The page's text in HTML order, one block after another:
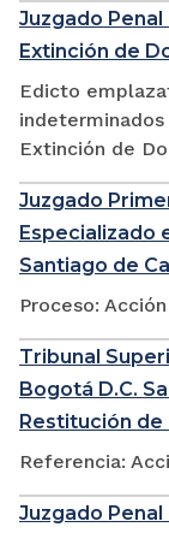
Juzgado
Extinción de
Edicto
Extinción de
Juzgado
Especializado
Santiago de
Proceso:
Tribunal
Bogotá D.C.
Restitución de
Referencia:
Juzgado